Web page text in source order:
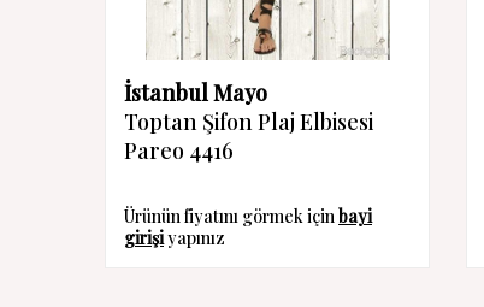
İstanbul Mayo
Toptan Şifon Plaj Elbisesi
Pareo 4416
Ürünün fiyatını görmek içinbayi
girişiyapınız